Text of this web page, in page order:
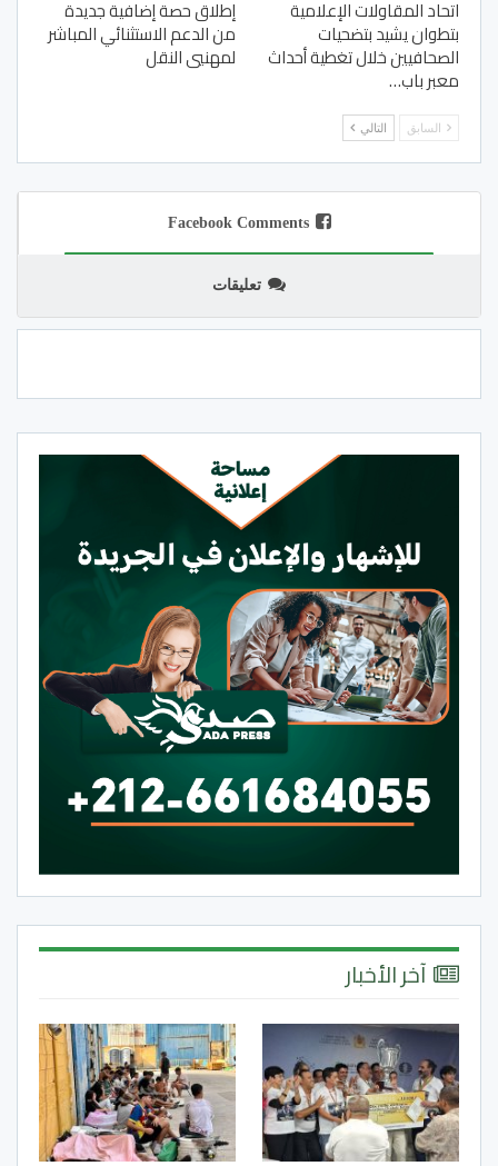
اتحاد المقاولات الإعلامية
بتطوان يشيد بتضحيات
الصحافيين خلال تغطية أحداث
معبر باب…
إطلاق حصة إضافية جديدة
من الدعم الاستثنائي المباشر
لمهنيي النقل
السابق التالي
Facebook Comments
تعليقات
آخر الأخبار